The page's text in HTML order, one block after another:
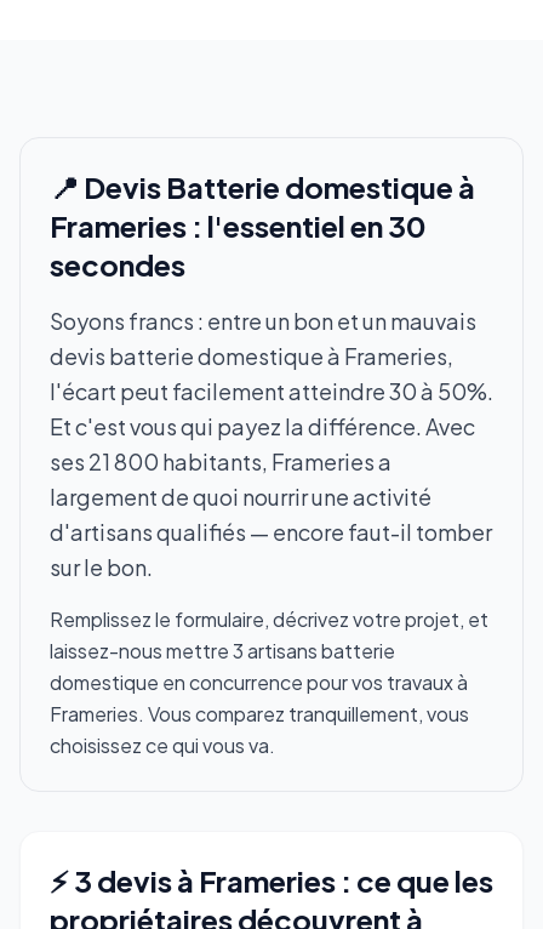
📍 Devis Batterie domestique à
Frameries : l'essentiel en 30
secondes
Soyons francs : entre un bon et un mauvais
devis batterie domestique à Frameries,
l'écart peut facilement atteindre 30 à 50%.
Et c'est vous qui payez la différence. Avec
ses 21 800 habitants, Frameries a
largement de quoi nourrir une activité
d'artisans qualifiés — encore faut-il tomber
sur le bon.
Remplissez le formulaire, décrivez votre projet, et
laissez-nous mettre 3 artisans batterie
domestique en concurrence pour vos travaux à
Frameries. Vous comparez tranquillement, vous
choisissez ce qui vous va.
⚡ 3 devis à Frameries : ce que les
propriétaires découvrent à